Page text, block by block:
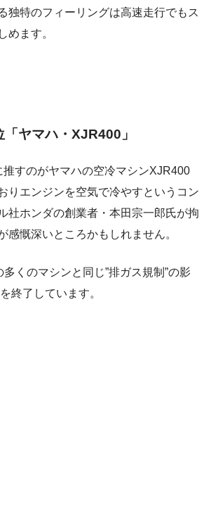
独特のフィーリングは高速走行でもス
めます。
ヤマハ・XJR400」
推すのがヤマハの空冷マシンXJR400
りエンジンを空気で冷やすというコン
社ホンダの創業者・本田宗一郎氏が拘
感慨深いところかもしれません。
くのマシンと同じ”排ガス規制”の影
終了しています。